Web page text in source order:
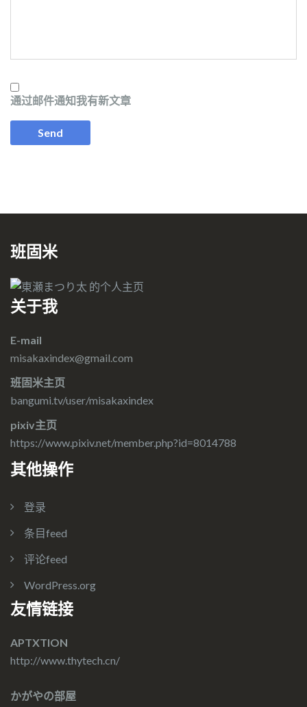
通过邮件通知我有新文章
班固米
关于我
E-mail
misakaxindex@gmail.com
班固米主页
bangumi.tv/user/misakaxindex
pixiv主页
https://www.pixiv.net/member.php?id=8014788
其他操作
登录
条目feed
评论feed
WordPress.org
友情链接
APTXTION
http://www.thytech.cn/
かがやの部屋